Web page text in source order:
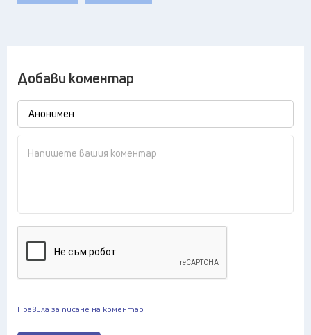
Добави коментар
Правила за писане на коментар